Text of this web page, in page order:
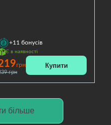
+11 бонусів
Є в наявності
грн
грн
Купити
більше